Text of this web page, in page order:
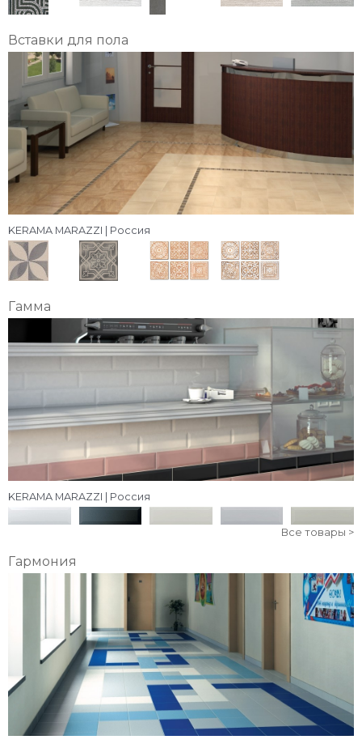
Вставки для пола
KERAMA MARAZZI | Россия
Гамма
KERAMA MARAZZI | Россия
Все товары >
Гармония